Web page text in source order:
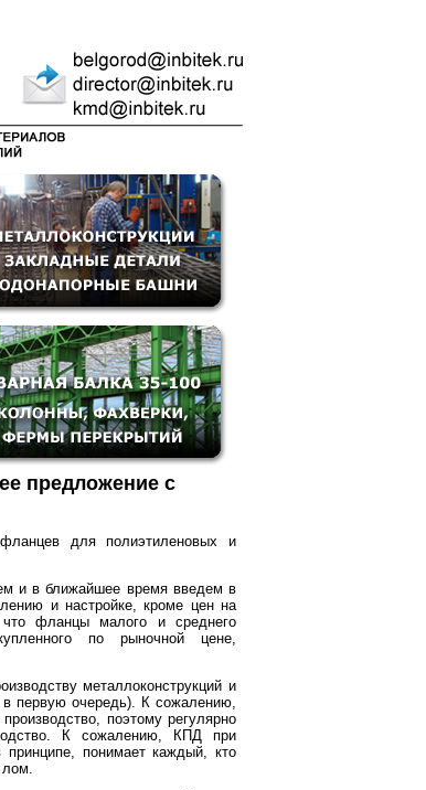
предложение с
для полиэтиленовых и
и в ближайшее время введем в
и настройке, кроме цен на
что фланцы малого и среднего
по рыночной цене,
металлоконструкций и
в первую очередь). К сожалению,
поэтому регулярно
К сожалению, КПД при
понимает каждый, кто
лом.